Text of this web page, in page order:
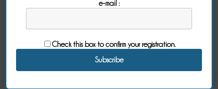
From €63.00per night
private terrace.
With an independent entrance and a kitchenette
e-mail :
Check this box to confirm your registration.